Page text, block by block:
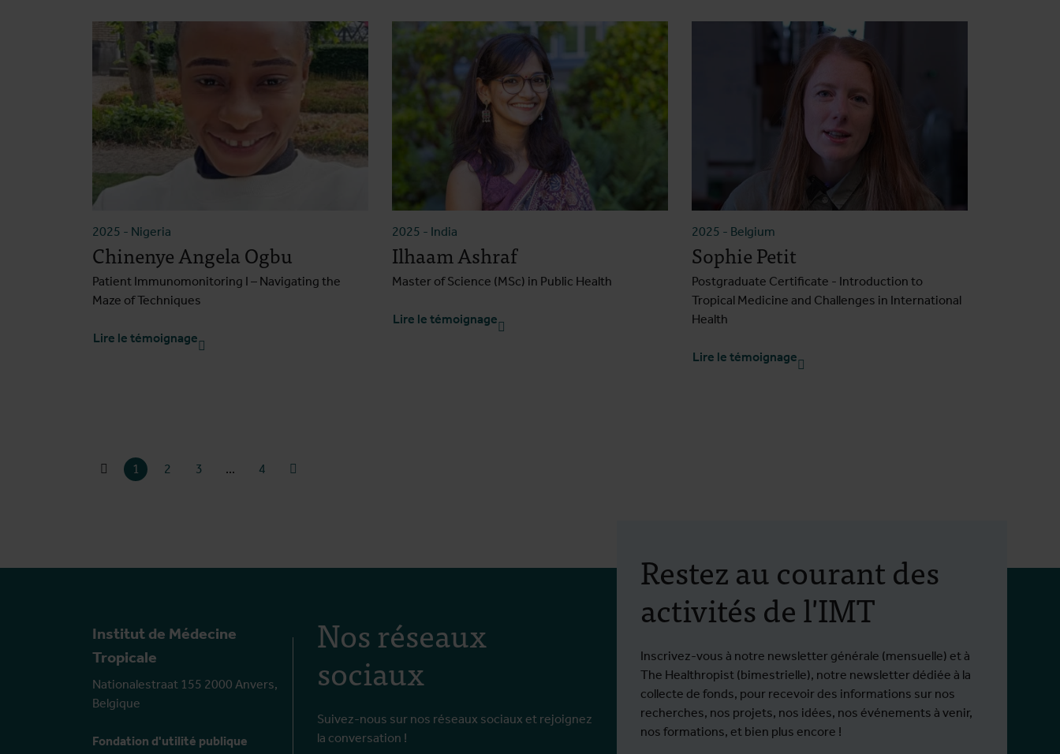
2025 - Nigeria
Chinenye Angela Ogbu
Patient Immunomonitoring I – Navigating the
Maze of Techniques
Lire le témoignage
2025 - India
Ilhaam Ashraf
Master of Science (MSc) in Public Health
Lire le témoignage
2025 - Belgium
Sophie Petit
Postgraduate Certificate - Introduction to
Tropical Medicine and Challenges in International
Health
Lire le témoignage
1 2 3 ... 4 Page suivante
Institut de Médecine
Tropicale
Nationalestraat 155 2000 Anvers,
Belgique
Fondation d'utilité publique
Nos réseaux
sociaux
Suivez-nous sur nos réseaux sociaux et rejoignez
la conversation !
Restez au courant des
activités de l'IMT
Inscrivez-vous à notre newsletter générale (mensuelle) et à
The Healthropist (bimestrielle), notre newsletter dédiée à la
collecte de fonds, pour recevoir des informations sur nos
recherches, nos projets, nos idées, nos événements à venir,
nos formations, et bien plus encore !